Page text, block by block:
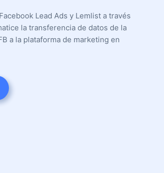
Lead Ads y Lemlist a través
la transferencia de datos de la
a la plataforma de marketing en